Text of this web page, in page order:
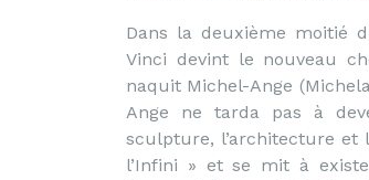
Dans la deuxième moitié
Vinci devint le nouveau
naquit Michel-Ange
Ange ne tarda pas à
sculpture, l’architecture et
l’Infini » et se mit à